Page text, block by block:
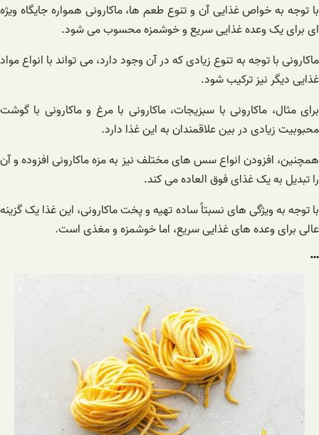
با توجه به خواص غذایی آن و تنوع طعم ها، ماکارونی همواره جایگاه ویژه
ای برای یک وعده غذایی سریع و خوشمزه محسوب می شود.
ماکارونی با توجه به تنوع زیادی که در آن وجود دارد، می تواند با انواع مواد
غذایی دیگر نیز ترکیب شود.
برای مثال، ماکارونی با سبزیجات، ماکارونی با مرغ و ماکارونی با گوشت
محبوبیت زیادی در بین علاقمندان به این غذا دارد.
همچنین، افزودن انواع سس های مختلف نیز به مزه ماکارونی افزوده و آن
را تبدیل به یک غذای فوق العاده می کند.
با توجه به ویژگی های نسبتاً ساده تهیه و پخت ماکارونی، این غذا یک گزینه
عالی برای وعده های غذایی سریع، اما خوشمزه و مغذی است.
…